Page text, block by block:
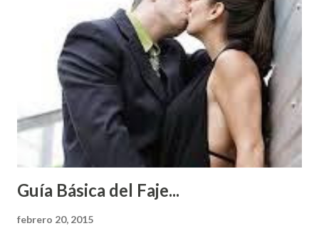
Guía Básica del Faje...
febrero 20, 2015